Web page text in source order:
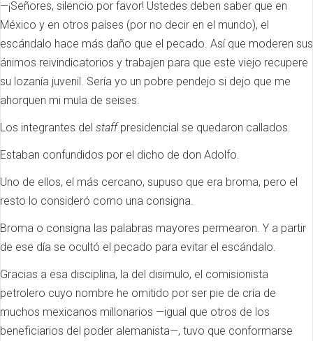
—¡Señores, silencio por favor! Ustedes deben saber que en
México y en otros países (por no decir en el mundo), el
escándalo hace más daño que el pecado. Así que moderen sus
ánimos reivindicatorios y trabajen para que este viejo recupere
su lozanía juvenil. Sería yo un pobre pendejo si dejo que me
ahorquen mi mula de seises.
Los integrantes del staffpresidencial se quedaron callados.
Estaban confundidos por el dicho de don Adolfo.
Uno de ellos, el más cercano, supuso que era broma, pero el
resto lo consideró como una consigna.
Broma o consigna las palabras mayores permearon. Y a partir
de ese día se ocultó el pecado para evitar el escándalo.
Gracias a esa disciplina, la del disimulo, el comisionista
petrolero cuyo nombre he omitido por ser pie de cría de
muchos mexicanos millonarios —igual que otros de los
beneficiarios del poder alemanista—, tuvo que conformarse